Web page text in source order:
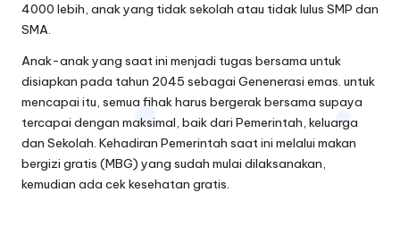
4000 lebih, anak yang tidak sekolah atau tidak lulus SMP dan
SMA.
Anak-anak yang saat ini menjadi tugas bersama untuk
disiapkan pada tahun 2045 sebagai Genenerasi emas. untuk
mencapai itu, semua fihak harus bergerak bersama supaya
tercapai dengan maksimal, baik dari Pemerintah, keluarga
dan Sekolah. Kehadiran Pemerintah saat ini melalui makan
bergizi gratis (MBG) yang sudah mulai dilaksanakan,
kemudian ada cek kesehatan gratis.